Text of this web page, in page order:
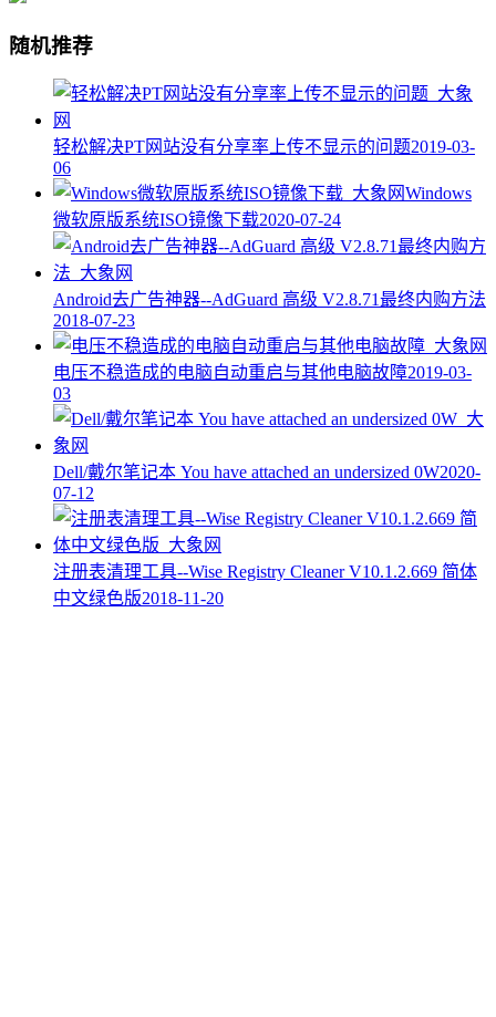
随机推荐
轻松解决PT网站没有分享率上传不显示的问题2019-03-
06
Windows
微软原版系统ISO镜像下载2020-07-24
Android去广告神器--AdGuard 高级 V2.8.71最终内购方法
2018-07-23
电压不稳造成的电脑自动重启与其他电脑故障2019-03-
03
Dell/戴尔笔记本 You have attached an undersized 0W2020-
07-12
注册表清理工具--Wise Registry Cleaner V10.1.2.669 简体
中文绿色版2018-11-20